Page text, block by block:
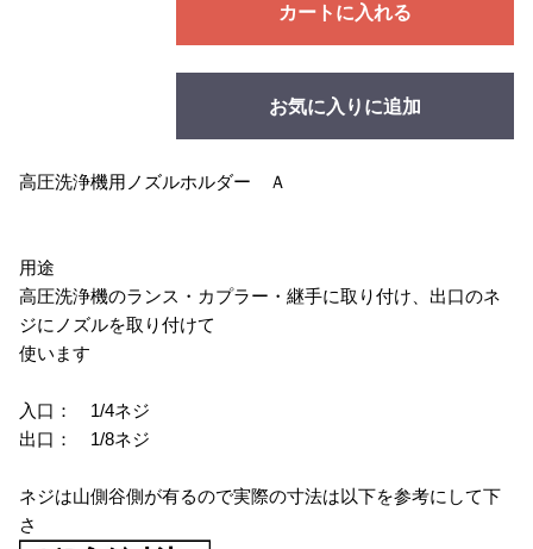
カートに入れる
お気に入りに追加
高圧洗浄機用ノズルホルダー Ａ
用途
高圧洗浄機のランス・カプラー・継手に取り付け、出口のネ
ジにノズルを取り付けて
使います
入口： 1/4ネジ
出口： 1/8ネジ
ネジは山側谷側が有るので実際の寸法は以下を参考にして下
さ